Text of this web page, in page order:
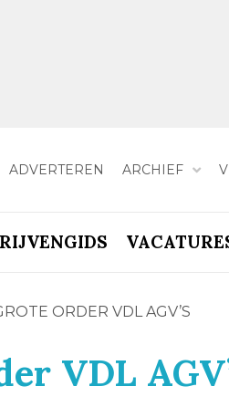
ADVERTEREN ARCHIEF
ORDER VDL AGV’S
VDL